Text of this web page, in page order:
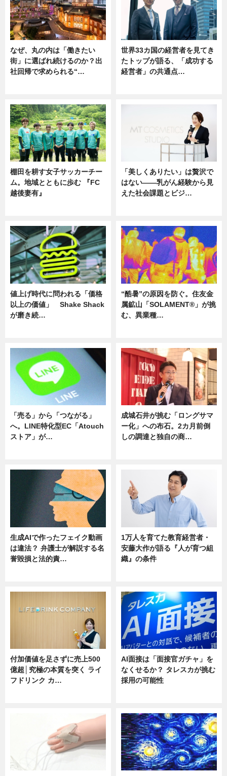
なぜ、丸の内は「働きたい
街」に選ばれ続けるのか？出
社回帰で求められる“…
世界33カ国の経営者を見てき
たトップが語る、「成功する
経営者」の共通点…
棚田を耕す女子サッカーチー
ム。地域とともに歩む 『FC
越後妻有』
「美しくありたい」は贅沢で
はない――乳がん経験から見
えた社会課題とビジ…
値上げ時代に問われる「価格
以上の価値」 Shake Shack
が磨き続…
“酷暑”の原因を防ぐ。住友金
属鉱山「SOLAMENT®」が挑
む、異業種…
「売る」から「つながる」
へ。LINE特化型EC「Atouch
ストア」が…
成城石井が挑む「ロングサマ
ー化」への布石。2カ月前倒
しの調達と独自の商…
生成AIで作ったフェイク動画
は違法？ 弁護士が解説する名
誉毀損と法的責…
1万人を育てた教育経営者・
安藤大作が語る『人が育つ組
織』の条件
付加価値を足さずに売上500
億超│究極の本質を突く ライ
フドリンク カ…
AI面接は「面接官ガチャ」を
なくせるか？ タレスカが挑む
採用の可能性